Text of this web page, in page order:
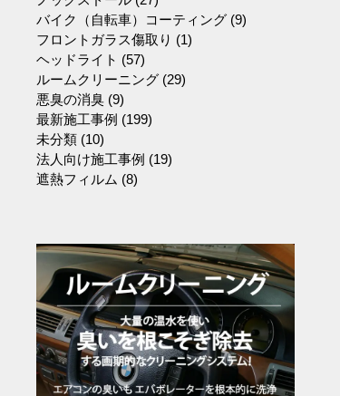
バイク（自転車）コーティング (9)
フロントガラス傷取り (1)
ヘッドライト (57)
ルームクリーニング (29)
悪臭の消臭 (9)
最新施工事例 (199)
未分類 (10)
法人向け施工事例 (19)
遮熱フィルム (8)